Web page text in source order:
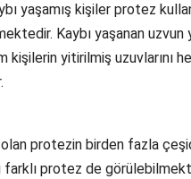
yaşamış kişiler protez
Kaybı yaşanan
yitirilmiş uzuvlarını
protezin birden fazla
protez de